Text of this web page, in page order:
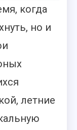
когда
но и
летние